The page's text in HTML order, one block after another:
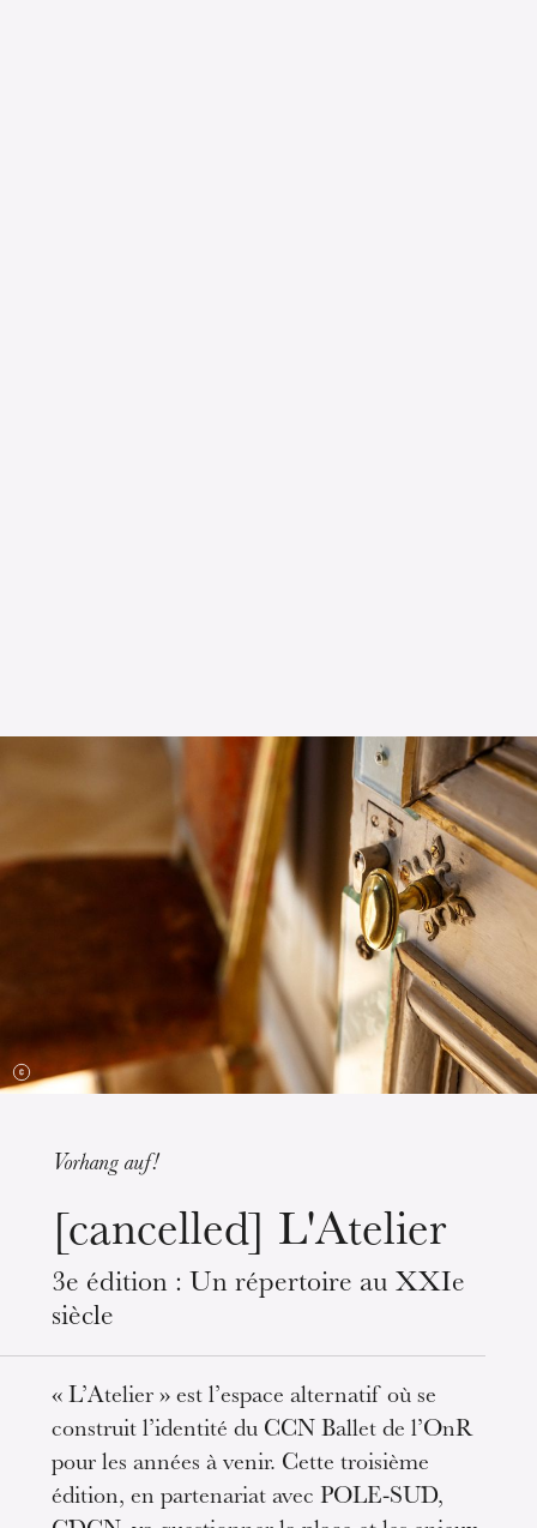
Die OnR mit euch
Führungen durch die Oper
Mittwoch 19 Aug. 2026
Vorhang auf!
[cancelled] L'Atelier
3e édition : Un répertoire au XXIe
siècle
« L’Atelier » est l’espace alternatif où se
construit l’identité du CCN Ballet de l’OnR
pour les années à venir. Cette troisième
édition, en partenariat avec POLE-SUD,